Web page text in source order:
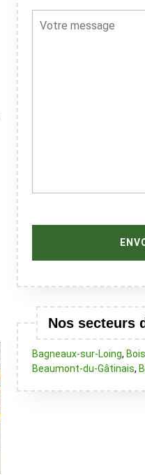
Nos secteurs
Bagneaux-sur-Loing,
Beaumont-du-Gâtinais,